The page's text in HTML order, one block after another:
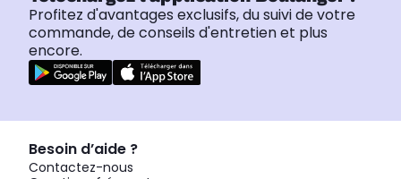
Profitez d'avantages exclusifs, du suivi de votre
commande, de conseils d'entretien et plus
encore.
Besoin d’aide ?
Contactez-nous